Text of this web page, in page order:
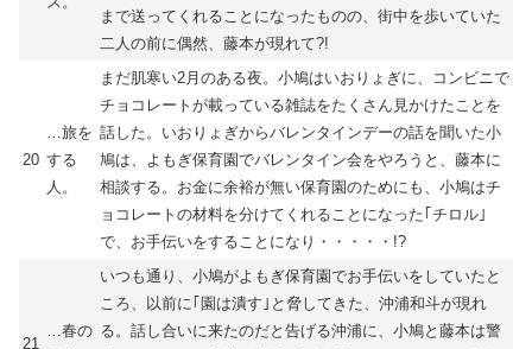
まで送ってくれることになったものの、街中を歩いていた
二人の前に偶然、藤本が現れて?!
20
…旅を
する
人。
まだ肌寒い2月のある夜。小鳩はいおりょぎに、コンビニで
チョコレートが載っている雑誌をたくさん見かけたことを
話した。いおりょぎからバレンタインデーの話を聞いた小
鳩は、よもぎ保育園でバレンタイン会をやろうと、藤本に
相談する。お金に余裕が無い保育園のためにも、小鳩はチ
ョコレートの材料を分けてくれることになった｢チロル｣
で、お手伝いをすることになり・・・・・!?
21
…春の
いつも通り、小鳩がよもぎ保育園でお手伝いをしていたと
ころ、以前に｢園は潰す｣と脅してきた、沖浦和斗が現れ
る。話し合いに来たのだと告げる沖浦に、小鳩と藤本は警